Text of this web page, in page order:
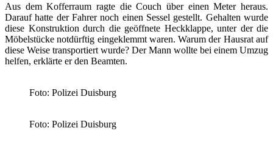
Aus dem Kofferraum ragte die Couch über einen Meter heraus.
Darauf hatte der Fahrer noch einen Sessel gestellt. Gehalten wurde
diese Konstruktion durch die geöffnete Heckklappe, unter der die
Möbelstücke notdürftig eingeklemmt waren. Warum der Hausrat auf
diese Weise transportiert wurde? Der Mann wollte bei einem Umzug
helfen, erklärte er den Beamten.
Foto: Polizei Duisburg
Foto: Polizei Duisburg